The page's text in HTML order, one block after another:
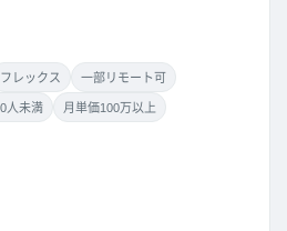
フレックス 一部リモート可
人未満 月単価100万以上